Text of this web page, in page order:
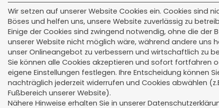
Wir setzen auf unserer Website Cookies ein. Cookies sind
Böses und helfen uns, unsere Website zuverlässig zu
Einige der Cookies sind zwingend notwendig, ohne die der
unserer Website nicht möglich wäre, während andere uns
unser Onlineangebot zu verbessern und wirtschaftlich zu
Sie können alle Cookies akzeptieren und sofort fortfahren
eigene Einstellungen festlegen. Ihre Entscheidung können
nachträglich jederzeit widerrufen und Cookies abwählen
Fußbereich unserer Website).
Nähere Hinweise erhalten Sie in unserer